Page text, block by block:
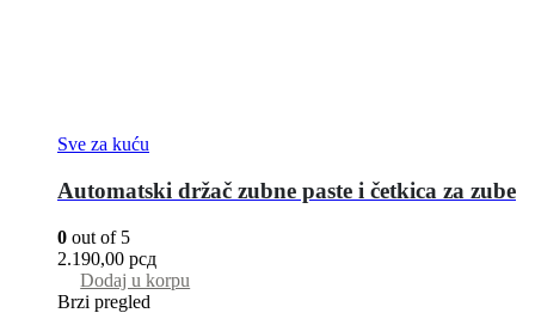
Sve za kuću
Automatski držač zubne paste i četkica za zube
0 out of 5
2.190,00 рсд
Dodaj u korpu
Brzi pregled